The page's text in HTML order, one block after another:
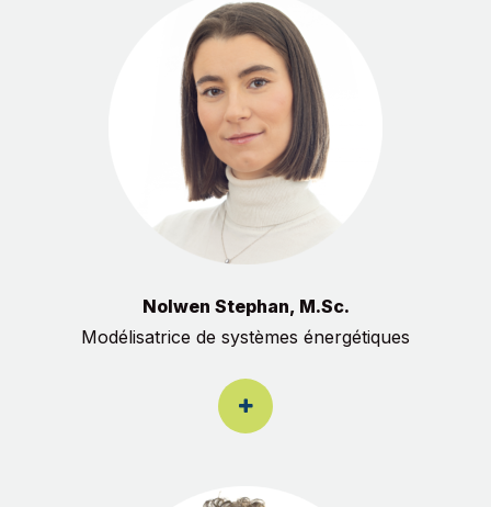
Nolwen Stephan, M.Sc.
Modélisatrice de systèmes énergétiques